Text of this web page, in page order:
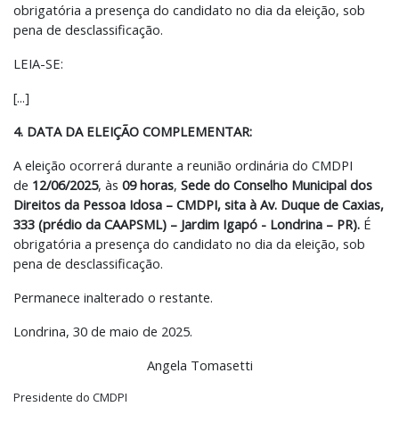
obrigatória a presença do candidato no dia da eleição, sob
pena de desclassificação.
LEIA-SE:
[...]
4. DATA DA ELEIÇÃO COMPLEMENTAR:
A eleição ocorrerá durante a reunião ordinária do CMDPI
de 12/06/2025, às 09 horas, Sede do Conselho Municipal dos
Direitos da Pessoa Idosa – CMDPI, sita à Av. Duque de Caxias,
333 (prédio da CAAPSML) – Jardim Igapó - Londrina – PR). É
obrigatória a presença do candidato no dia da eleição, sob
pena de desclassificação.
Permanece inalterado o restante.
Londrina, 30 de maio de 2025.
Angela Tomasetti
Presidente do CMDPI